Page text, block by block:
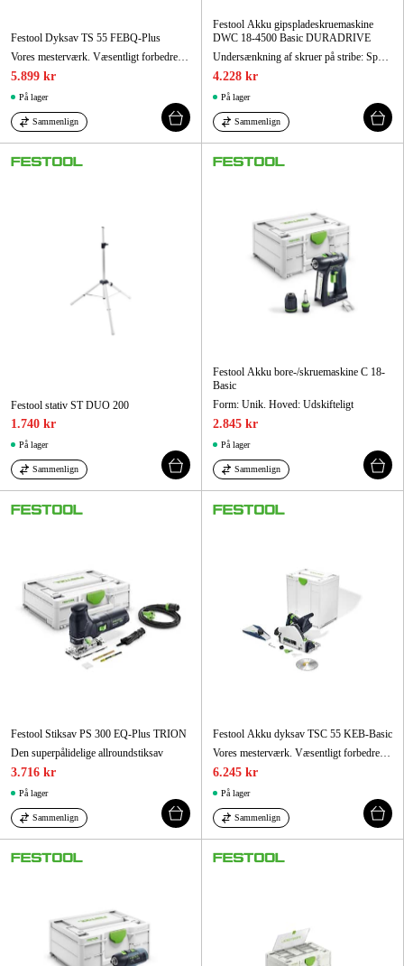
Festool Dyksav TS 55 FEBQ-Plus
Vores mesterværk. Væsentligt forbedret. Nu dobbelt så hurtig
5.899 kr
På lager
Sammenlign
Festool Akku gipspladeskruemaskine
DWC 18-4500 Basic DURADRIVE
Undersænkning af skruer på stribe: Specialisten til gipsarbejde
4.228 kr
På lager
Sammenlign
Festool stativ ST DUO 200
1.740 kr
På lager
Sammenlign
Festool Akku bore-/skruemaskine C 18-
Basic
Form: Unik. Hoved: Udskifteligt
2.845 kr
På lager
Sammenlign
Festool Stiksav PS 300 EQ-Plus TRION
Den superpålidelige allroundstiksav
3.716 kr
På lager
Sammenlign
Festool Akku dyksav TSC 55 KEB-Basic
6.245 kr
På lager
Sammenlign